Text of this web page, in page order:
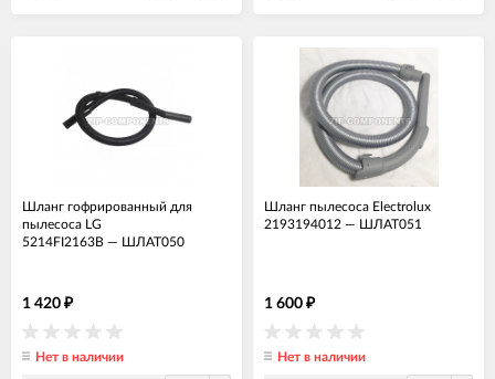
Шланг гофрированный для
пылесоса LG
5214FI2163B — ШЛАТ050
1 420 ₽
Нет в наличии
Шланг пылесоса Electrolux
2193194012 — ШЛАТ051
1 600 ₽
Нет в наличии